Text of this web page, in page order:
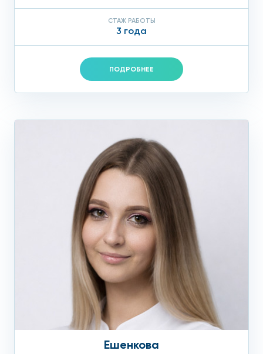
СТАЖ РАБОТЫ
3 года
ПОДРОБНЕЕ
Ешенкова